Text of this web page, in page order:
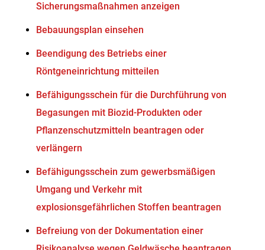
Sicherungsmaßnahmen anzeigen
Bebauungsplan einsehen
Beendigung des Betriebs einer
Röntgeneinrichtung mitteilen
Befähigungsschein für die Durchführung von
Begasungen mit Biozid-Produkten oder
Pflanzenschutzmitteln beantragen oder
verlängern
Befähigungsschein zum gewerbsmäßigen
Umgang und Verkehr mit
explosionsgefährlichen Stoffen beantragen
Befreiung von der Dokumentation einer